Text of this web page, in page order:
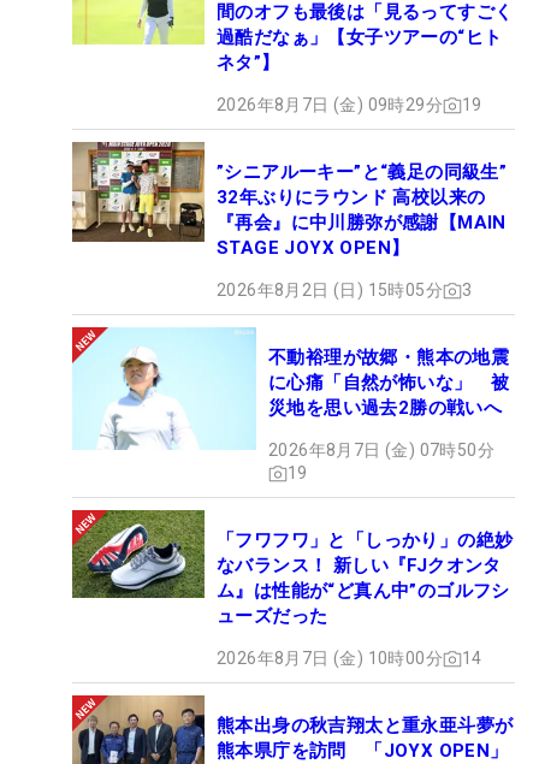
間のオフも最後は「見るってすごく
過酷だなぁ」【女子ツアーの“ヒト
ネタ”】
2026年8月7日 (金) 09時29分 19
”シニアルーキー”と“義足の同級生”
32年ぶりにラウンド 高校以来の
『再会』に中川勝弥が感謝【MAIN
STAGE JOYX OPEN】
2026年8月2日 (日) 15時05分 3
不動裕理が故郷・熊本の地震
に心痛「自然が怖いな」 被
災地を思い過去2勝の戦いへ
2026年8月7日 (金) 07時50分
19
「フワフワ」と「しっかり」の絶妙
なバランス！ 新しい『FJクオンタ
ム』は性能が“ど真ん中”のゴルフシ
ューズだった
2026年8月7日 (金) 10時00分 14
熊本出身の秋吉翔太と重永亜斗夢が
熊本県庁を訪問 「JOYX OPEN」